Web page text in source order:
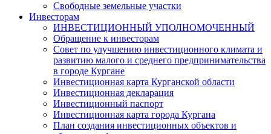
Свободные земельные участки
Инвесторам
ИНВЕСТИЦИОННЫЙ УПОЛНОМОЧЕННЫЙ
Обращение к инвесторам
Совет по улучшению инвестиционного климата и
развитию малого и среднего предпринимательства
в городе Кургане
Инвестиционная карта Курганской области
Инвестиционная декларация
Инвестиционный паспорт
Инвестиционная карта города Кургана
План создания инвестиционных объектов и